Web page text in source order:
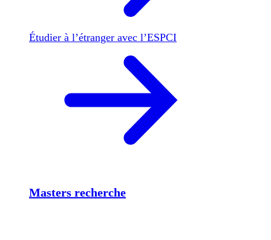
Étudier à l’étranger avec l’ESPCI
Masters recherche